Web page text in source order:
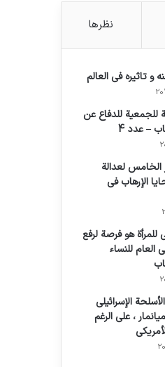
نظرها
و تاثيره في العالم
للجمعية للدفاع عن
– عدد 4
الخامس لعدالة
الإرهاب في
للمرأة هو فرصة لرفع
العام للنساء
الإسرائيلي
، على الرغم